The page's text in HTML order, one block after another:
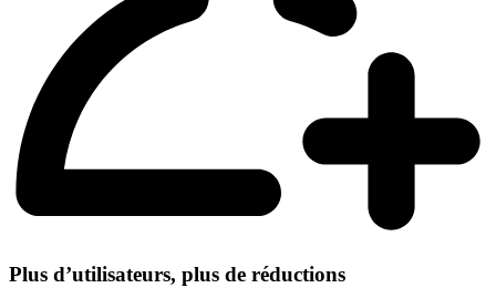
Plus d’utilisateurs, plus de réductions